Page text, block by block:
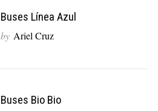
Buses Línea Azul
by Ariel Cruz
Buses Bio Bio